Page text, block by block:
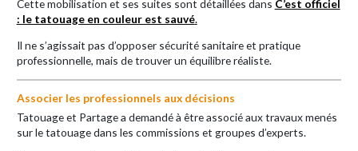
Cette mobilisation et ses suites sont détaillées dans C’est officiel
: le tatouage en couleur est sauvé.
Il ne s’agissait pas d’opposer sécurité sanitaire et pratique
professionnelle, mais de trouver un équilibre réaliste.
Associer les professionnels aux décisions
Tatouage et Partage a demandé à être associé aux travaux menés
sur le tatouage dans les commissions et groupes d’experts.